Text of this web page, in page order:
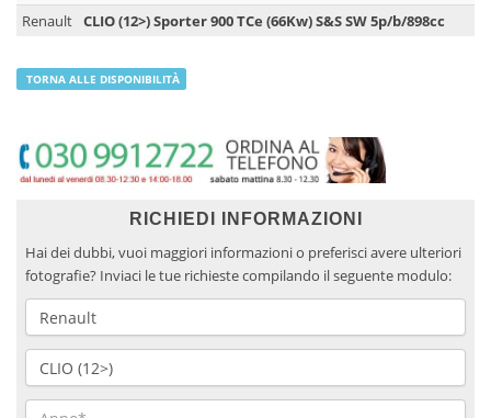
Renault CLIO (12>) Sporter 900 TCe (66Kw) S&S SW 5p/b/898cc
TORNA ALLE DISPONIBILITÀ
RICHIEDI INFORMAZIONI
Hai dei dubbi, vuoi maggiori informazioni o preferisci avere ulteriori
fotografie? Inviaci le tue richieste compilando il seguente modulo: